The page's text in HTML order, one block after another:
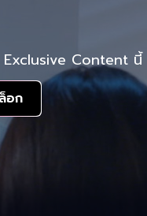
Exclusive Content นี้
อก